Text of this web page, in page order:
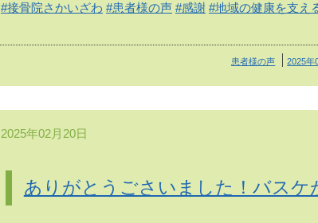
#接骨院さかいざわ #患者様の声 #感謝 #地域の健康を支え
患者様の声 2025年
2025年02月20日
ありがとうごさいました！バスケ